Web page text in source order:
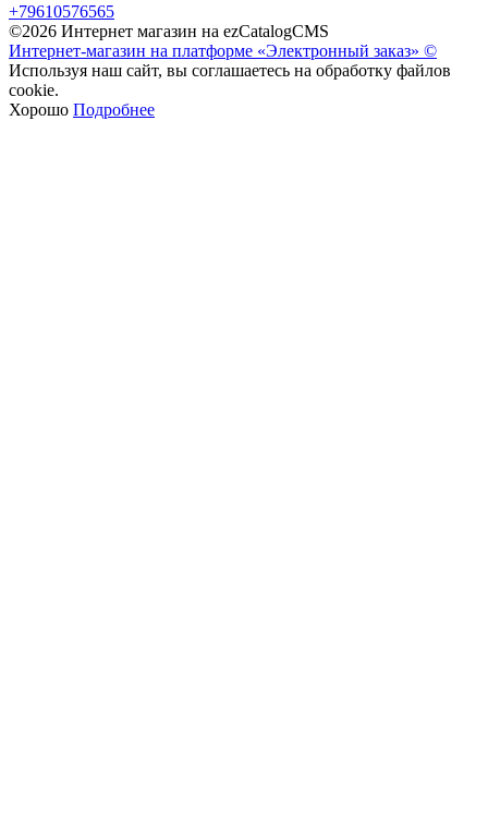
+79610576565
©2026 Интернет магазин на ezCatalogCMS
Интернет-магазин на платформе «Электронный заказ» ©
Используя наш сайт, вы соглашаетесь на обработку файлов
cookie.
Хорошо Подробнее